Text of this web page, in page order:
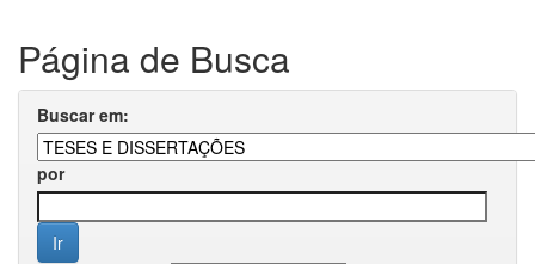
Página de Busca
Buscar em:
por